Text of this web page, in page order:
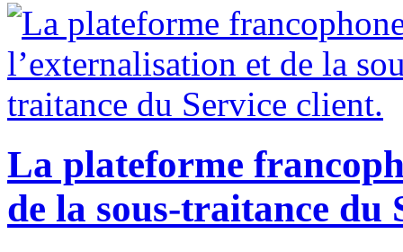
La plateforme
de la sous-traitance du